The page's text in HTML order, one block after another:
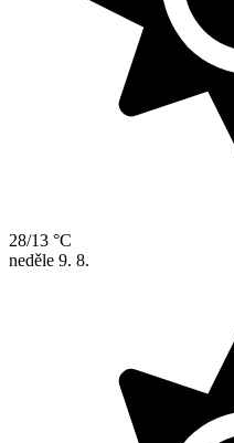
28/13 °C
neděle 9. 8.